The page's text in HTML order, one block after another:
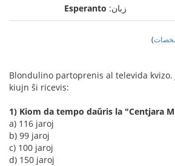
زبان: Esperanto
)
Blondulino partoprenis al televida kvizo.
kiujn ŝi ricevis:
1) Kiom da tempo daŭris la "Centjara
a) 116 jaroj
b) 99 jaroj
c) 100 jaroj
d) 150 jaroj